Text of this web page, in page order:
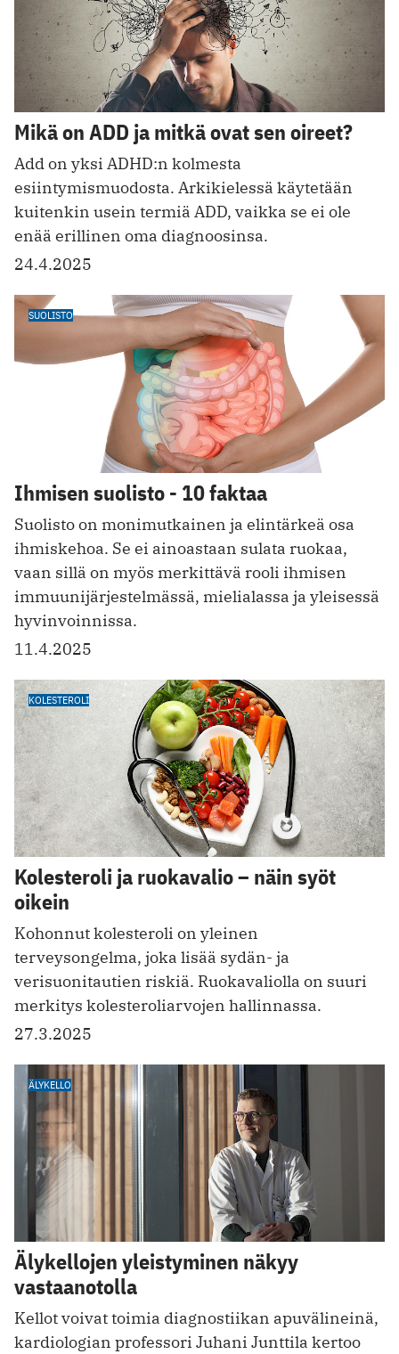
Mikä on ADD ja mitkä ovat sen oireet?
Add on yksi ADHD:n kolmesta
esiintymismuodosta. Arkikielessä käytetään
kuitenkin usein termiä ADD, vaikka se ei ole
enää erillinen oma diagnoosinsa.
24.4.2025
SUOLISTO
Ihmisen suolisto - 10 faktaa
Suolisto on monimutkainen ja elintärkeä osa
ihmiskehoa. Se ei ainoastaan sulata ruokaa,
vaan sillä on myös merkittävä rooli ihmisen
immuunijärjestelmässä, mielialassa ja yleisessä
hyvinvoinnissa.
11.4.2025
KOLESTEROLI
Kolesteroli ja ruokavalio – näin syöt
oikein
Kohonnut kolesteroli on yleinen
terveysongelma, joka lisää sydän- ja
verisuonitautien riskiä. Ruokavaliolla on suuri
merkitys kolesteroliarvojen hallinnassa.
27.3.2025
ÄLYKELLO
Älykellojen yleistyminen näkyy
vastaanotolla
­Kellot voivat toimia diagnostiikan apuvälineinä,
kardiologian professori Juhani Junttila kertoo